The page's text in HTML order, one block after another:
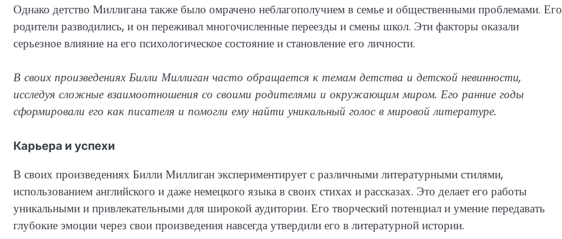
Однако детство Миллигана также было омрачено неблагополучием в семье и общественными проблемами. Его
родители разводились, и он переживал многочисленные переезды и смены школ. Эти факторы оказали
серьезное влияние на его психологическое состояние и становление его личности.
В своих произведениях Билли Миллиган часто обращается к темам детства и детской невинности,
исследуя сложные взаимоотношения со своими родителями и окружающим миром. Его ранние годы
сформировали его как писателя и помогли ему найти уникальный голос в мировой литературе.
Карьера и успехи
В своих произведениях Билли Миллиган экспериментирует с различными литературными стилями,
использованием английского и даже немецкого языка в своих стихах и рассказах. Это делает его работы
уникальными и привлекательными для широкой аудитории. Его творческий потенциал и умение передавать
глубокие эмоции через свои произведения навсегда утвердили его в литературной истории.